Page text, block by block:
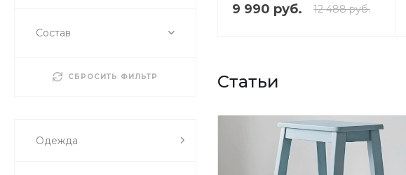
Состав
СБРОСИТЬ ФИЛЬТР
Одежда
9 990 руб. 12 488 руб.
Статьи